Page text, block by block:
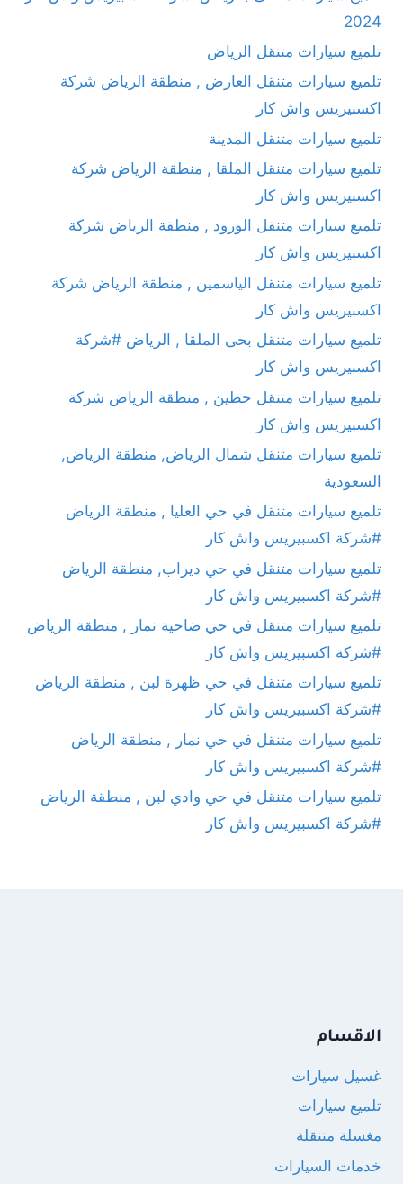
2024
تلميع سيارات متنقل الرياض
تلميع سيارات متنقل العارض , منطقة الرياض شركة
اكسبيريس واش كار
تلميع سيارات متنقل المدينة
تلميع سيارات متنقل الملقا , منطقة الرياض شركة
اكسبيريس واش كار
تلميع سيارات متنقل الورود , منطقة الرياض شركة
اكسبيريس واش كار
تلميع سيارات متنقل الياسمين , منطقة الرياض شركة
اكسبيريس واش كار
تلميع سيارات متنقل بحى الملقا , الرياض #شركة
اكسبيريس واش كار
تلميع سيارات متنقل حطين , منطقة الرياض شركة
اكسبيريس واش كار
تلميع سيارات متنقل شمال الرياض, منطقة الرياض,
السعودية
تلميع سيارات متنقل في حي العليا , منطقة الرياض
#شركة اكسبيريس واش كار
تلميع سيارات متنقل في حي ديراب, منطقة الرياض
#شركة اكسبيريس واش كار
تلميع سيارات متنقل في حي ضاحية نمار , منطقة الرياض
#شركة اكسبيريس واش كار
تلميع سيارات متنقل في حي ظهرة لبن , منطقة الرياض
#شركة اكسبيريس واش كار
تلميع سيارات متنقل في حي نمار , منطقة الرياض
#شركة اكسبيريس واش كار
تلميع سيارات متنقل في حي وادي لبن , منطقة الرياض
#شركة اكسبيريس واش كار
الاقسام
غسيل سيارات
تلميع سيارات
مغسلة متنقلة
خدمات السيارات